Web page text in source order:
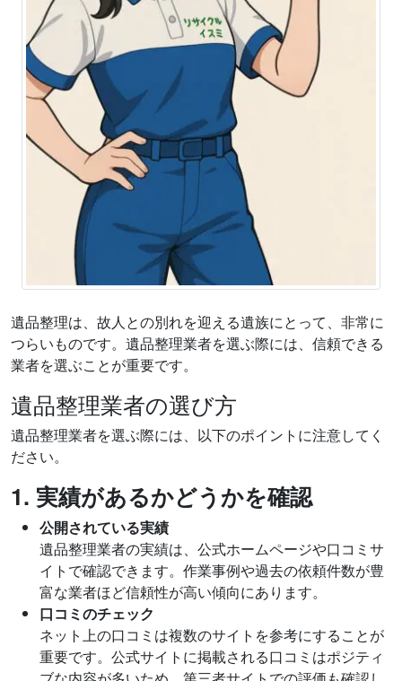
遺品整理は、故人との別れを迎える遺族にとって、非常に
つらいものです。遺品整理業者を選ぶ際には、信頼できる
業者を選ぶことが重要です。
遺品整理業者の選び方
遺品整理業者を選ぶ際には、以下のポイントに注意してく
ださい。
1. 実績があるかどうかを確認
公開されている実績
遺品整理業者の実績は、公式ホームページや口コミサ
イトで確認できます。作業事例や過去の依頼件数が豊
富な業者ほど信頼性が高い傾向にあります。
口コミのチェック
ネット上の口コミは複数のサイトを参考にすることが
重要です。公式サイトに掲載される口コミはポジティ